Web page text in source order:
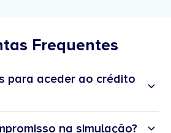
Frequentes
para aceder ao crédito
na simulação?